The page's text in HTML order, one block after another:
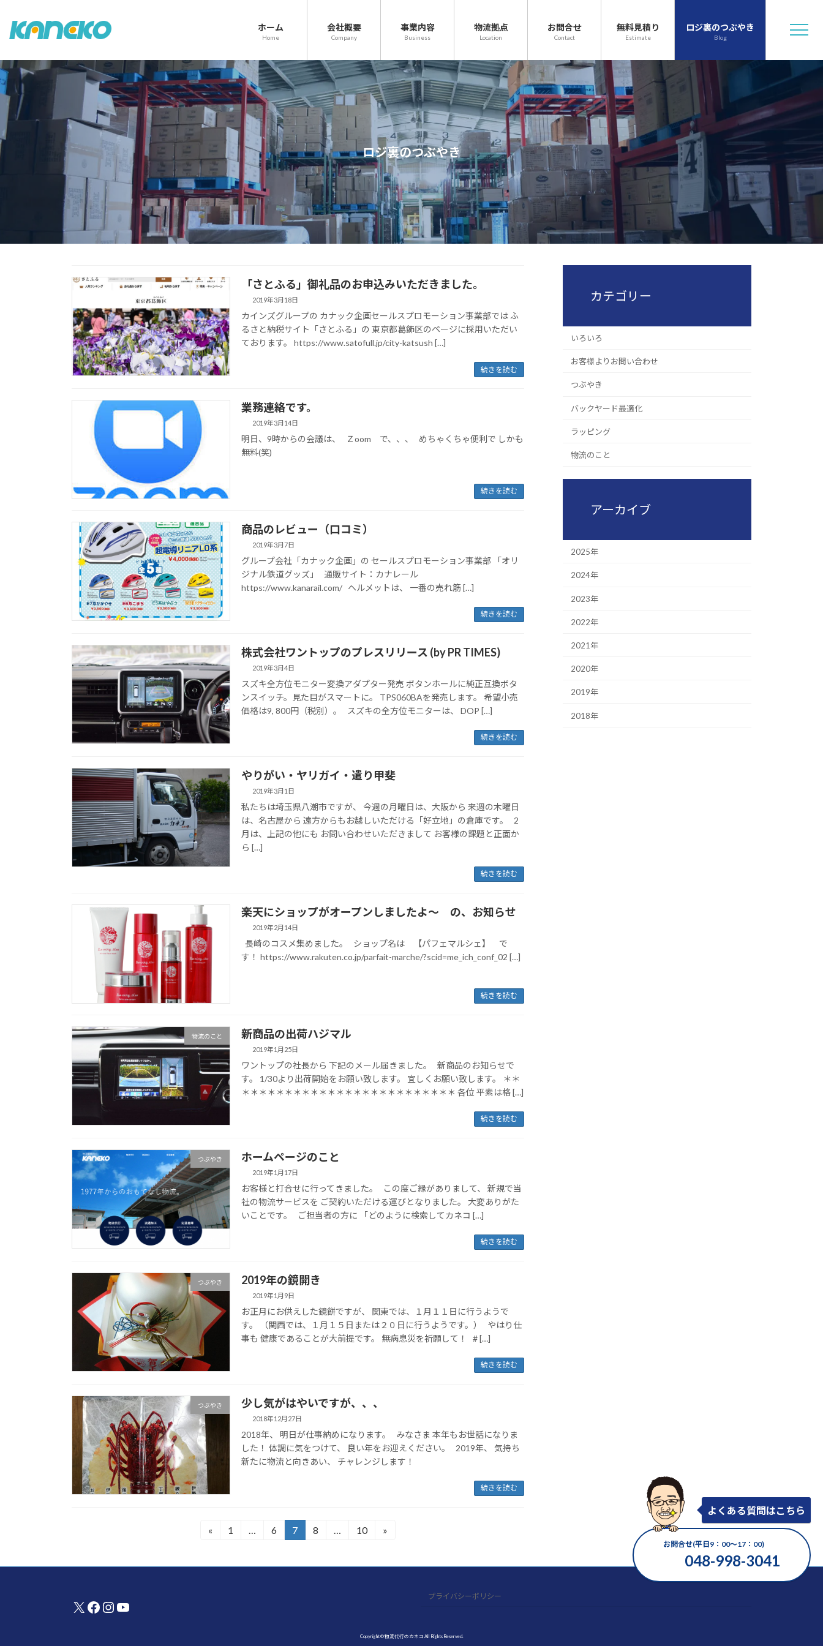
ツ
へ
ス
キ
ッ
プ
シ
ョ
ン
に
移
動
ホーム
Home
会社概要
Company
事業内容
Business
物流拠点
Location
お問合せ
Contact
無料見積り
Estimate
ロジ裏のつぶやき
Blog
ロジ裏のつぶやき
よくある質問はこちら
お問合せ(平日9：00～17：00)
048-998-3041
「さとふる」御礼品のお申込みいただきました。
2019年3月18日
カインズグループの カナック企画セールスプロモーション事業部では ふ
るさと納税サイト「さとふる」の 東京都葛飾区のページに採用いただい
ております。 https://www.satofull.jp/city-katsush […]
続きを読む
業務連絡です。
2019年3月14日
明日、9時からの会議は、 Ｚoom で、、、 めちゃくちゃ便利で しかも
無料(笑)
続きを読む
商品のレビュー（口コミ）
2019年3月7日
グループ会社「カナック企画」の セールスプロモーション事業部 「オリ
ジナル鉄道グッズ」 通販サイト：カナレール
https://www.kanarail.com/ ヘルメットは、 一番の売れ筋 […]
続きを読む
株式会社ワントップのプレスリリース (by PR TIMES)
2019年3月4日
スズキ全方位モニター変換アダプター発売 ボタンホールに純正互換ボタ
ンスイッチ。見た目がスマートに。 TPS060BAを発売します。 希望小売
価格は9, 800円（税別）。 スズキの全方位モニターは、 DOP […]
続きを読む
やりがい・ヤリガイ・遣り甲斐
2019年3月1日
私たちは埼玉県八潮市ですが、 今週の月曜日は、大阪から 来週の木曜日
は、名古屋から 遠方からもお越しいただける「好立地」の倉庫です。 2
月は、上記の他にも お問い合わせいただきまして お客様の課題と正面か
ら […]
続きを読む
楽天にショップがオープンしましたよ～ の、お知らせ
2019年2月14日
長崎のコスメ集めました。 ショップ名は 【パフェマルシェ】 で
す！ https://www.rakuten.co.jp/parfait-marche/?scid=me_ich_conf_02 […]
続きを読む
物流のこと 新商品の出荷ハジマル
2019年1月25日
ワントップの社長から 下記のメール届きました。 新商品のお知らせで
す。 1/30より出荷開始をお願い致します。 宜しくお願い致します。 ＊＊
＊＊＊＊＊＊＊＊＊＊＊＊＊＊＊＊＊＊＊＊＊＊＊＊＊ 各位 平素は格 […]
続きを読む
つぶやき ホームページのこと
2019年1月17日
お客様と打合せに行ってきました。 この度ご縁がありまして、 新規で当
社の物流サービスを ご契約いただける運びとなりました。 大変ありがた
いことです。 ご担当者の方に 「どのように検索してカネコ […]
続きを読む
つぶやき 2019年の鏡開き
2019年1月9日
お正月にお供えした鏡餅ですが、 関東では、１月１１日に行うようで
す。 （関西では、１月１５日または２０日に行うようです。） やはり仕
事も 健康であることが大前提です。 無病息災を祈願して！ # […]
続きを読む
つぶやき 少し気がはやいですが、、、
2018年12月27日
2018年、 明日が仕事納めになります。 みなさま 本年もお世話になりま
した！ 体調に気をつけて、 良い年をお迎えください。 2019年、 気持ち
新たに物流と向きあい、 チャレンジします！
続きを読む
ペ
ジ
送
«
固
1 …
固
6
固
7
固
8 …
固
10 »
カテゴリー
いろいろ
お客様よりお問い合わせ
つぶやき
バックヤード最適化
ラッピング
物流のこと
アーカイブ
2025年
2024年
2023年
2022年
2021年
2020年
2019年
2018年
X Facebook
Instagram
YouTube
プライバシーポリシー
Copyright © 物流代行のカネコ All Rights Reserved.